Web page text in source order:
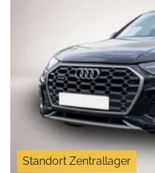
Standort Zentrallager